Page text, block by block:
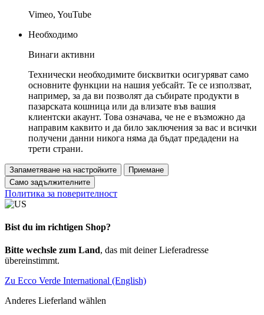
Vimeo, YouTube
Необходимо
Винаги активни
Технически необходимите бисквитки осигуряват само
основните функции на нашия уебсайт. Те се използват,
например, за да ви позволят да събирате продукти в
пазарската кошница или да влизате във вашия
клиентски акаунт. Това означава, че не е възможно да
направим каквито и да било заключения за вас и всички
получени данни никога няма да бъдат предадени на
трети страни.
Запаметяване на настройките
Приемане
Само задължителните
Политика за поверителност
Bist du im richtigen Shop?
Bitte wechsle zum Land, das mit deiner Lieferadresse
übereinstimmt.
Zu Ecco Verde International (English)
Anderes Lieferland wählen